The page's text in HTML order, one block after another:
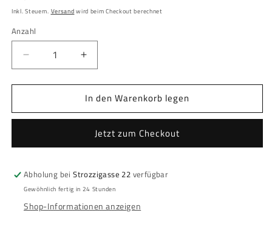
Preis
Inkl. Steuern. Versand wird beim Checkout berechnet
Anzahl
Anzahl
Verringere
die
Menge
Fallout
Maxi
Vault
Forever
Erhöhe
die
Menge
für
Fallout
Poster
Maxi
Vault
Forever
In den Warenkorb legen
Jetzt zum Checkout
Abholung beiStrozzigasse 22 verfügbar
Gewöhnlich fertig in 24 Stunden
Shop-Informationen anzeigen